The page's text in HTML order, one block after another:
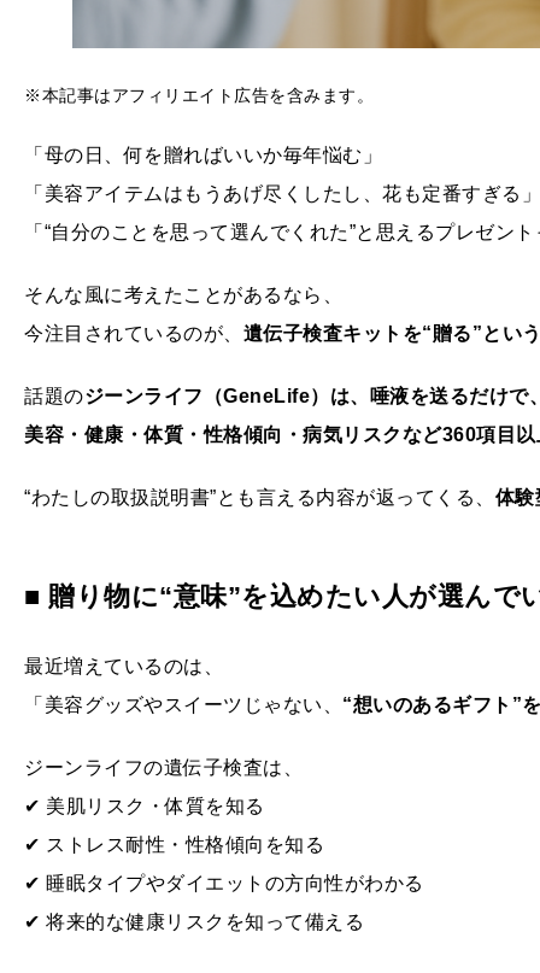
※本記事はアフィリエイト広告を含みます。
「母の日、何を贈ればいいか毎年悩む」
「美容アイテムはもうあげ尽くしたし、花も定番すぎる」
「“自分のことを思って選んでくれた”と思えるプレゼン
そんな風に考えたことがあるなら、
今注目されているのが、 遺伝子検査キットを“贈る”とい
話題のジーンライフ（GeneLife）は、唾液を送るだけで
美容・健康・体質・性格傾向・病気リスクなど360項目
“わたしの取扱説明書”とも言える内容が返ってくる、 体験
■ 贈り物に“意味”を込めたい人が選んで
最近増えているのは、
「美容グッズやスイーツじゃない、 “想いのあるギフト”
ジーンライフの遺伝子検査は、
✔ 美肌リスク・体質を知る
✔ ストレス耐性・性格傾向を知る
✔ 睡眠タイプやダイエットの方向性がわかる
✔ 将来的な健康リスクを知って備える